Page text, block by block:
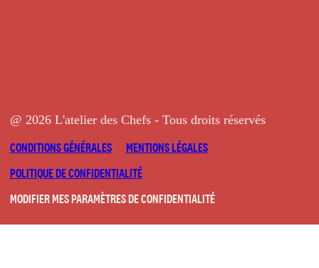
@ 2026 L'atelier des Chefs - Tous droits réservés
CONDITIONS GÉNÉRALES
MENTIONS LÉGALES
POLITIQUE DE CONFIDENTIALITÉ
MODIFIER MES PARAMÈTRES DE CONFIDENTIALITÉ